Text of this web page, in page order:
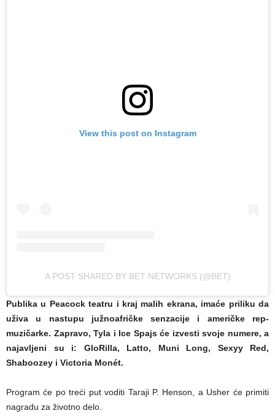
View this post on Instagram
A POST SHARED BY BET NETWORKS (@BET)
Publika u Peacock teatru i kraj malih ekrana, imaće priliku da
uživa u nastupu južnoafričke senzacije i američke rep-
muzičarke. Zapravo, Tyla i Ice Spajs će izvesti svoje numere, a
najavljeni su i: GloRilla, Latto, Muni Long, Sexyy Red,
Shaboozey i Victoria Monét.
Program će po treći put voditi Taraji P. Henson, a Usher će primiti
nagradu za životno delo.